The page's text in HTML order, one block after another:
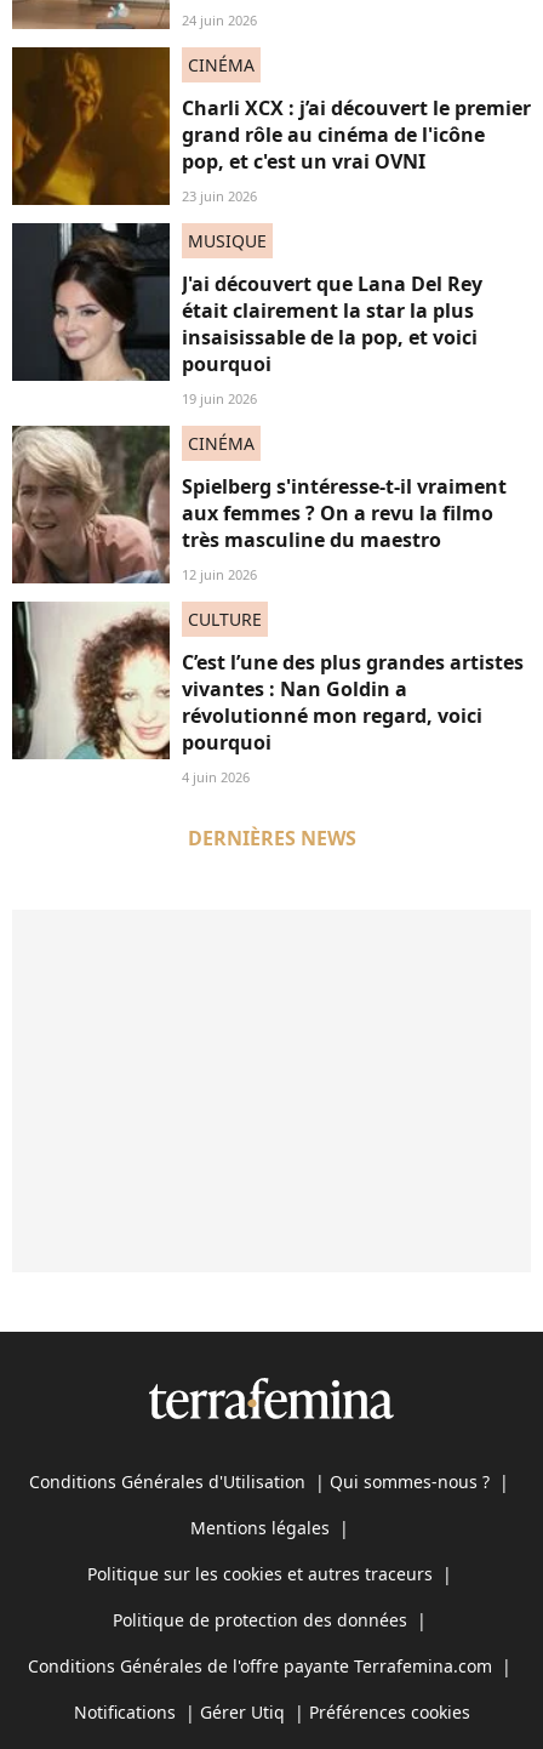
24 juin 2026
CINÉMA
Charli XCX : j’ai découvert le premier
grand rôle au cinéma de l'icône
pop, et c'est un vrai OVNI
23 juin 2026
MUSIQUE
J'ai découvert que Lana Del Rey
était clairement la star la plus
insaisissable de la pop, et voici
pourquoi
19 juin 2026
CINÉMA
Spielberg s'intéresse-t-il vraiment
aux femmes ? On a revu la filmo
très masculine du maestro
12 juin 2026
CULTURE
C’est l’une des plus grandes artistes
vivantes : Nan Goldin a
révolutionné mon regard, voici
pourquoi
4 juin 2026
DERNIÈRES NEWS
Conditions Générales d'Utilisation | Qui sommes-nous ? |
Mentions légales |
Politique sur les cookies et autres traceurs |
Politique de protection des données |
Conditions Générales de l'offre payante Terrafemina.com |
Notifications | Gérer Utiq | Préférences cookies